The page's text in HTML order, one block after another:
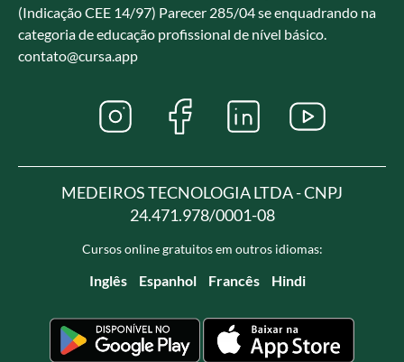
(Indicação CEE 14/97) Parecer 285/04 se enquadrando na
categoria de educação profissional de nível básico.
contato@cursa.app
MEDEIROS TECNOLOGIA LTDA - CNPJ
24.471.978/0001-08
Cursos online gratuitos em outros idiomas:
Inglês Espanhol Francês Hindi